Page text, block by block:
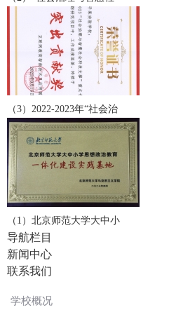
（3）2022-2023年“社会治
（1）北京师范大学大中小
导航栏目
新闻中心
联系我们
学校概况